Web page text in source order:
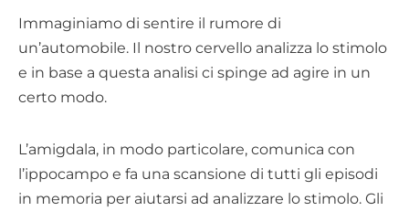
Immaginiamo di sentire il rumore di
un’automobile. Il nostro cervello analizza lo stimolo
e in base a questa analisi ci spinge ad agire in un
certo modo.
L’amigdala, in modo particolare, comunica con
l’ippocampo e fa una scansione di tutti gli episodi
in memoria per aiutarsi ad analizzare lo stimolo. Gli